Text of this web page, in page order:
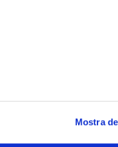
Mostra
Tutti i libri di testo necessari